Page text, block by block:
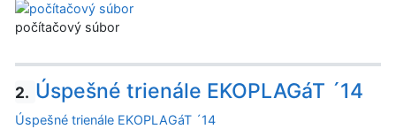
počítačový súbor
2. Úspešné trienále EKOPLAGáT ´14
Úspešné trienále EKOPLAGáT ´14